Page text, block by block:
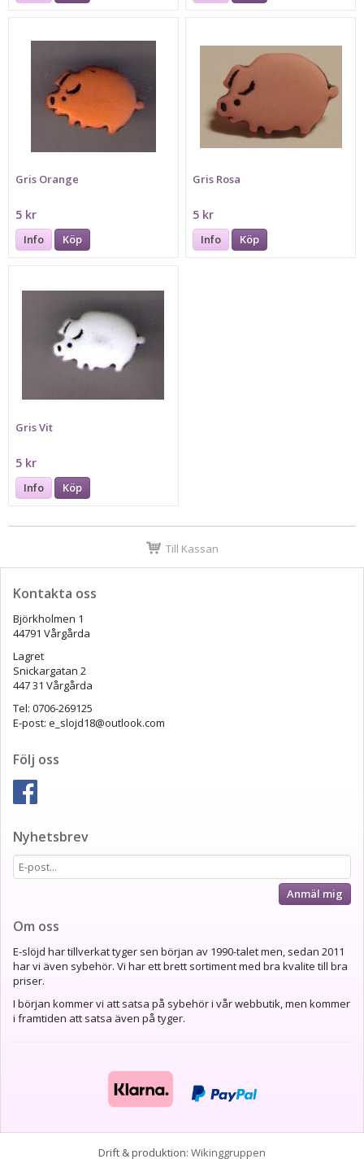
Gris Orange
5 kr
Info Köp
Gris Rosa
5 kr
Info Köp
Gris Vit
5 kr
Info Köp
Till Kassan
Kontakta oss
Björkholmen 1
44791 Vårgårda
Lagret
Snickargatan 2
447 31 Vårgårda
Tel: 0706-269125
E-post: e_slojd18@outlook.com
Följ oss
Nyhetsbrev
Anmäl mig
Om oss
E-slöjd har tillverkat tyger sen början av 1990-talet men, sedan 2011
har vi även sybehör. Vi har ett brett sortiment med bra kvalite till bra
priser.
I början kommer vi att satsa på sybehör i vår webbutik, men kommer
i framtiden att satsa även på tyger.
Drift & produktion: Wikinggruppen